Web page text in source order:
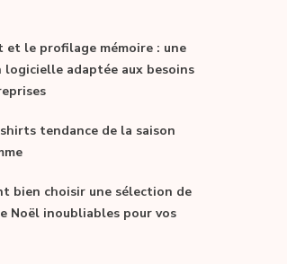
et le profilage mémoire : une
adaptée aux besoins
tendance de la saison
bien choisir une sélection de
Noël inoubliables pour vos